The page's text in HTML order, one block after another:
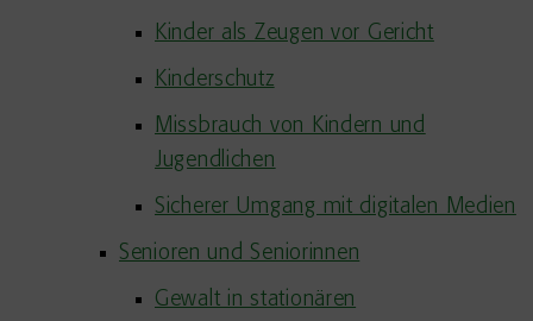
Kinder als Zeugen vor Gericht
Kinderschutz
Missbrauch von Kindern und
Jugendlichen
Sicherer Umgang mit digitalen Medien
Senioren und Seniorinnen
Gewalt in stationären